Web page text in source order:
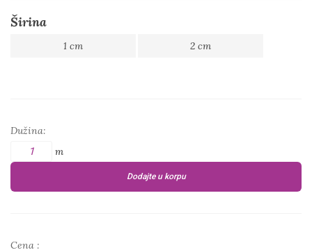
Širina
1 cm 2 cm
Dužina:
m
Dodajte u korpu
Cena :